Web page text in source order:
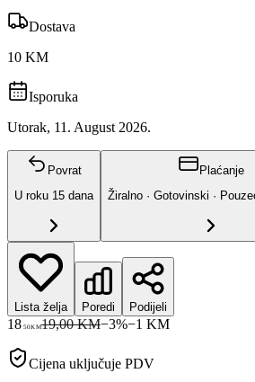
Dostava
10 KM
Isporuka
Utorak, 11. August 2026.
Povrat
U roku 15 dana
Plaćanje
Žiralno · Gotovinski ·
Lista želja Poredi Podijeli
18 50KM19,00 KM−3%−1 KM
Cijena uključuje PDV